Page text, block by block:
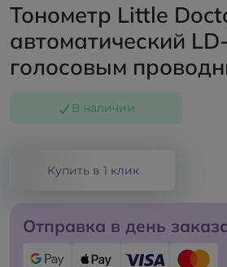
Тонометр Little
автоматический
голосовым
В наличии
Купить в 1 клик
Отправка в день